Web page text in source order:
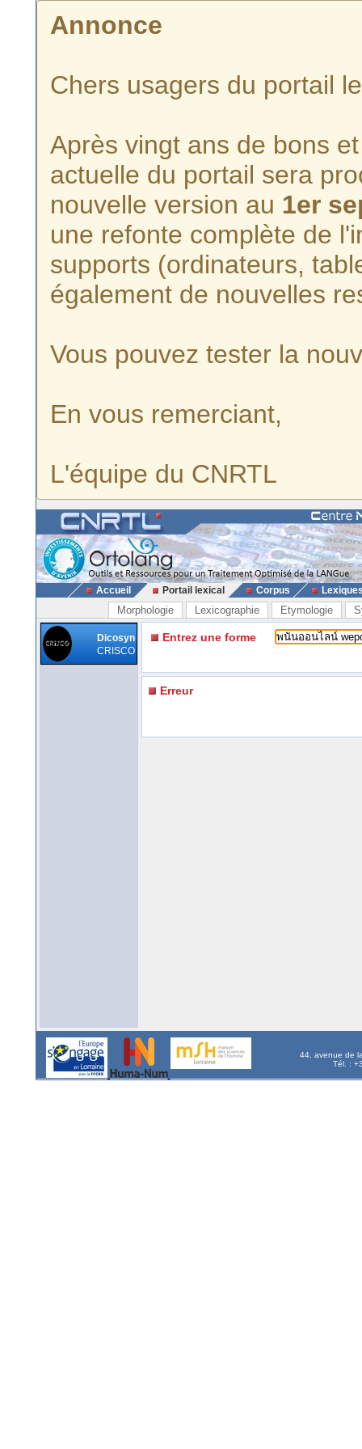
Annonce
Chers usagers du portail
Après vingt ans de bons
actuelle du portail sera
nouvelle version au 1er
une refonte complète de
supports (ordinateurs,
également de nouvelles
Vous pouvez tester la
En vous remerciant,
L'équipe du CNRTL
Accueil Portail lexical Corpus
Morphologie Lexicographie Etymologie
Dicosyn
CRISCO
Entrez une forme
Erreur
44, avenue de
Tél. :